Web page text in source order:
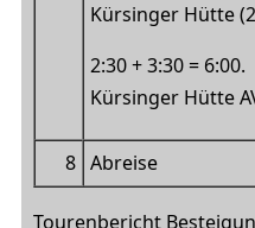
Kürsinger Hütte
2:30 + 3:30 = 6:00.
Kürsinger Hütte
8 Abreise
Tourenbericht